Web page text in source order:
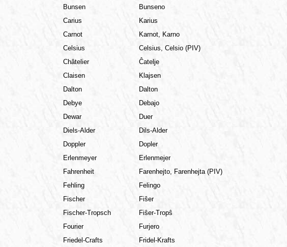
Bunsen
Bunseno
Carius
Karius
Carnot
Karnot, Karno
Celsius
Celsius, Celsio (PIV)
Châtelier
Ĉatelje
Claisen
Klajsen
Dalton
Dalton
Debye
Debajo
Dewar
Duer
Diels-Alder
Dils-Alder
Doppler
Dopler
Erlenmeyer
Erlenmejer
Fahrenheit
Farenhejto, Farenhejta (PIV)
Fehling
Felingo
Fischer
Fiŝer
Fischer-Tropsch
Fiŝer-Tropŝ
Fourier
Furjero
Friedel-Crafts
Fridel-Krafts